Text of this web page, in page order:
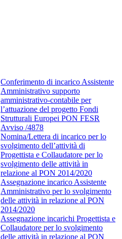
Conferimento di incarico Assistente
Amministrativo supporto
amministrativo-contabile per
l’attuazione del progetto Fondi
Strutturali Europei PON FESR
Avviso /4878
Nomina/Lettera di incarico per lo
svolgimento dell’attività di
Progettista e Collaudatore per lo
svolgimento delle attività in
relazione al PON 2014/2020
Assegnazione incarico Assistente
Amministrativo per lo svolgimento
delle attività in relazione al PON
2014/2020
Assegnazione incarichi Progettista e
Collaudatore per lo svolgimento
delle attività in relazione al PON